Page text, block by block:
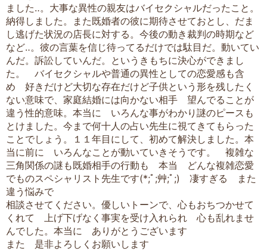
ました‥。大事な異性の親友はバイセクシャルだったこと。
納得しました。また既婚者の彼に期待させておとし、だま
し逃げた状況の店長に対する。今後の動き裁判の時期など
など‥。彼の言葉を信じ待ってるだけでは駄目だ。動いてい
んだ。訴訟していんだ。というきもちに決心ができまし
た。 バイセクシャルや普通の異性としての恋愛感も含
め 好きだけど大切な存在だけど子供という形を残したく
ない意味で、家庭結婚には向かない相手 望んでることが
違う性的意味。本当に いろんな事がわかり謎のピースも
とけました。今まで何十人の占い先生に視てきてもらった
ことでしょう。１１年目にして、初めて解決しました。本
当に前に いろんなことが動いていきそうです。 複雑な
三角関係の謎も既婚相手の行動も 本当 どんな複雑恋愛
でものスペシャリスト先生です(*;ﾟ;艸;ﾟ;) 凄すぎる また
違う悩みで
相談させてください。優しいトーンで、心もおちつかせて
くれて 上げ下げなく事実を受け入れられ 心も乱れませ
んでした。本当に ありがとうございます
また 是非よろしくお願いします